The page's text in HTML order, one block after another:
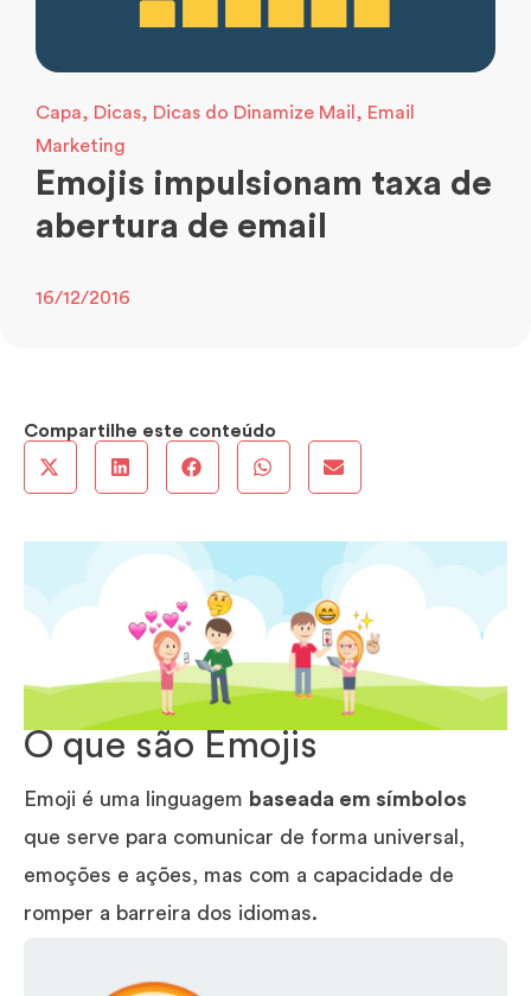
Capa, Dicas, Dicas do Dinamize Mail , Email
Marketing
Emojis impulsionam taxa de
abertura de email
16/12/2016
Compartilhe este conteúdo
O que são Emojis
Emoji é uma linguagem baseada em símbolos
que serve para comunicar de forma universal,
emoções e ações, mas com a capacidade de
romper a barreira dos idiomas.